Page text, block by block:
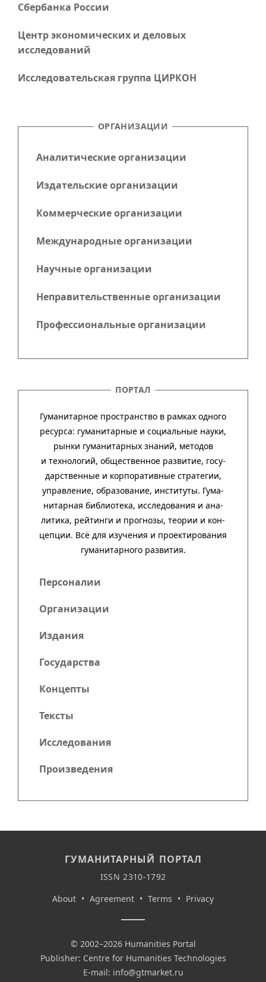
Сбербанка России
Центр экономических и деловых
исследований
Исследовательская группа ЦИРКОН
ОРГАНИЗАЦИИ
Аналитические организации
Издательские организации
Коммерческие организации
Международные организации
Научные организации
Неправительственные организации
Профессиональные организации
ПОРТАЛ
Гуманитарное пространство в рамках одного
ресурса: гума­ни­тар­ные и соци­аль­ные науки,
рынки гума­ни­тар­ных зна­ний, методов
и техно­ло­гий, обще­ст­вен­ное раз­ви­тие, госу­
дар­ст­вен­ные и кор­пора­тив­ные стра­тегии,
управ­ле­ние, обра­зо­ва­ние, инсти­туты. Гума­
нитар­ная биб­лио­тека, иссле­до­ва­ния и ана­
ли­тика, рей­тинги и прог­нозы, тео­рии и кон­
цеп­ции. Всё для изу­че­ния и про­ек­тиро­ва­ния
гума­нитар­ного развития.
Персоналии
Организации
Издания
Государства
Концепты
Тексты
Исследования
Произведения
ГУМАНИТАРНЫЙ ПОРТАЛ
ISSN 2310-1792
About • Agreement • Terms • Privacy
© 2002–2026 Humanities Portal
Publisher: Centre for Humanities Technologies
E-mail: info@gtmarket.ru